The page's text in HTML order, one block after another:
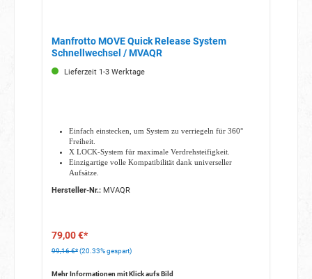
Manfrotto MOVE Quick Release System
Schnellwechsel / MVAQR
Lieferzeit 1-3 Werktage
Einfach einstecken, um System zu verriegeln für 360°
Freiheit.
X LOCK-System für maximale Verdrehsteifigkeit.
Einzigartige volle Kompatibilität dank universeller
Aufsätze.
Hergestellt aus harteloxiertem, gefrästem Aluminium
Hersteller-Nr.:MVAQR
79,00 €*
99,16 €* (20.33% gespart)
Mehr Informationen mit Klick aufs Bild